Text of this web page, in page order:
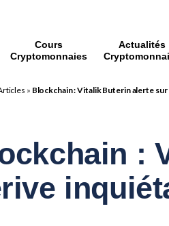
Cours
Cryptomonnaies
Actualités
» Blockchain : Vitalik Buterin alerte
: